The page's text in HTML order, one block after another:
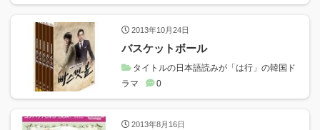
2013年10月24日
バスケットボール
タイトルの日本語読みが「は行」の韓国ド
ラマ
0
2013年8月16日